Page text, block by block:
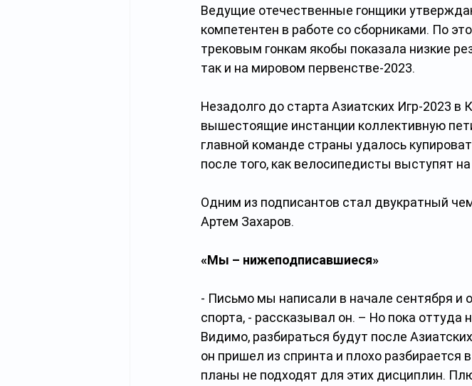
Ведущие отечественные гонщики
компетентен в работе со сборниками. По
трековым гонкам якобы показала низкие
так и на мировом первенстве-2023.
Незадолго до старта Азиатских Игр-2023
вышестоящие инстанции коллективную
главной команде страны удалось
после того, как велосипедисты выступят
Одним из подписантов стал двукратный
Артем Захаров.
«Мы – нижеподписавшиеся»
- Письмо мы написали в начале сентября и
спорта, - рассказывал он. – Но пока оттуда
Видимо, разбираться будут после
он пришел из спринта и плохо разбирается
планы не подходят для этих дисциплин.